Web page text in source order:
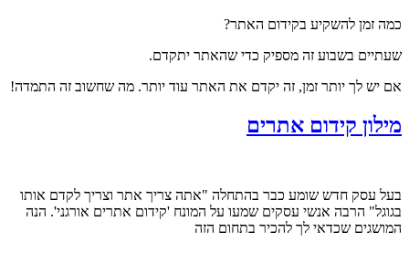
כמה זמן להשקיע בקידום האתר?
שעתיים בשבוע זה מספיק כדי שהאתר יתקדם.
אם יש לך יותר זמן, זה יקדם את האתר עוד יותר. מה שחשוב זה התמדה!
מילון קידום אתרים
בעל עסק חדש שומע כבר בהתחלה "אתה צריך אתר וצריך לקדם אותו
בגוגל" הרבה אנשי עסקים שמעו על המונח 'קידום אתרים אורגני'. הנה
המושגים שכדאי לך להכיר בתחום הזה